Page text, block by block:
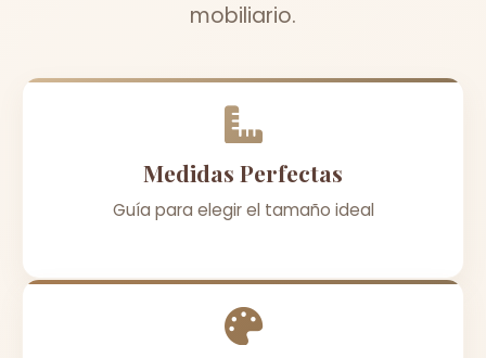
mobiliario.
Medidas Perfectas
Guía para elegir el tamaño ideal